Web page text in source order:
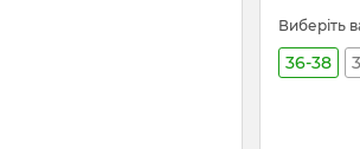
Виберіть
36-38